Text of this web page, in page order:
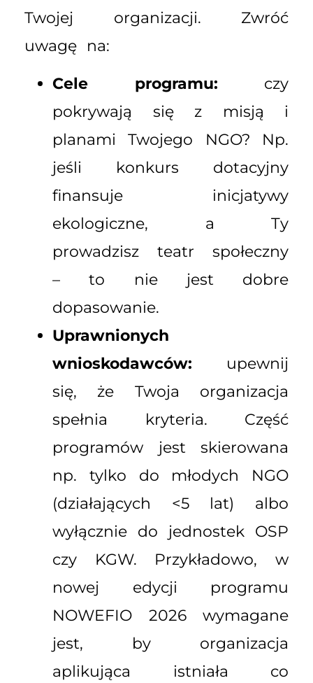
Twojej organizacji. Zwróć
uwagę na:
Cele programu: czy
pokrywają się z misją i
planami Twojego NGO? Np.
jeśli konkurs dotacyjny
finansuje inicjatywy
ekologiczne, a Ty
prowadzisz teatr społeczny
– to nie jest dobre
dopasowanie.
Uprawnionych
wnioskodawców: upewnij
się, że Twoja organizacja
spełnia kryteria. Część
programów jest skierowana
np. tylko do młodych NGO
(działających <5 lat) albo
wyłącznie do jednostek OSP
czy KGW. Przykładowo, w
nowej edycji programu
NOWEFIO 2026 wymagane
jest, by organizacja
aplikująca istniała co